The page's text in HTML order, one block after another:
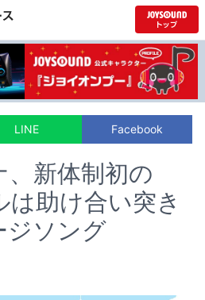
LINE Facebook
新体制初の
は助け合い突き
ジソング